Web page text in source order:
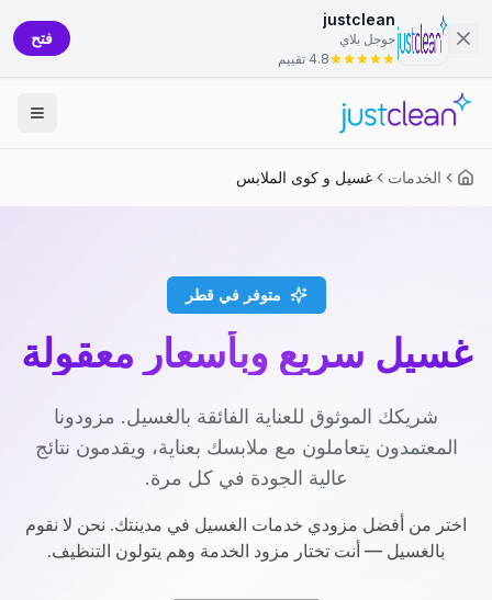
justclean
جوجل بلاي
4.8 تقييم
فتح
الخدمات غسيل و كوى الملابس
متوفر في قطر
غسيل سريع وبأسعار معقولة
شريكك الموثوق للعناية الفائقة بالغسيل. مزودونا
المعتمدون يتعاملون مع ملابسك بعناية، ويقدمون نتائج
عالية الجودة في كل مرة.
اختر من أفضل مزودي خدمات الغسيل في مدينتك. نحن لا نقوم
بالغسيل — أنت تختار مزود الخدمة وهم يتولون التنظيف.